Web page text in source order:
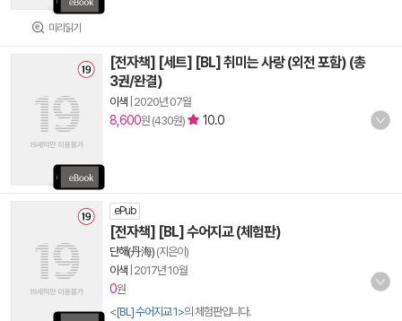
미리읽기
[전자책] [세트] [BL] 취미는 사랑 (외전 포함) (총
3권/완결)
이색 2020년 07월
8,600원 (430원) 10.0
ePub
[전자책] [BL] 수어지교 (체험판)
단해(丹海) (지은이)
이색 2017년 10월
0원
<[BL] 수어지교 1>의 체험판입니다.